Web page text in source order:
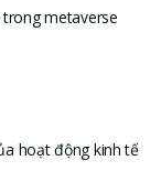
metaverse
hoạt động kinh tế